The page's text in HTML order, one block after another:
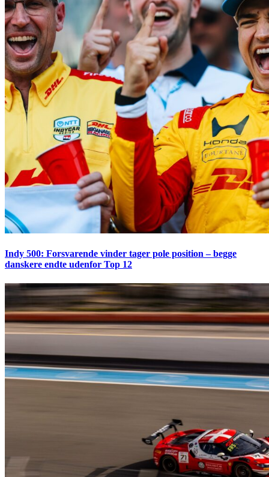
Indy 500: Forsvarende vinder tager pole position – begge
danskere endte udenfor Top 12